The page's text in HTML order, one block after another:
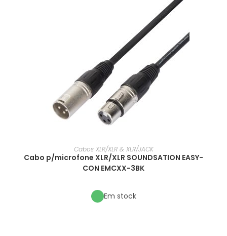
Cabos XLR/XLR & XLR/JACK
Cabo p/microfone XLR/XLR SOUNDSATION EASY-
CON EMCXX-3BK
Em stock